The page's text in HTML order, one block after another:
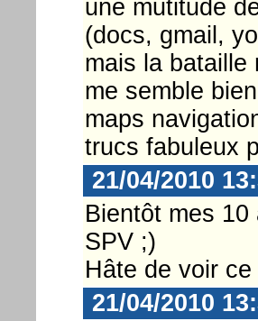
une mutitude
(docs, gmail,
mais la bataille
me semble
maps
trucs fabuleux
21/04/2010
Bientôt mes
SPV ;)
Hâte de voir
21/04/2010